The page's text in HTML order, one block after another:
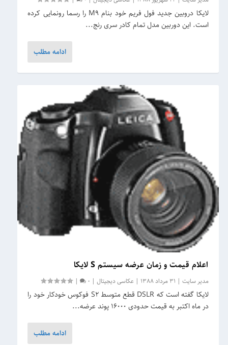
لایکا دروبین جدید فول فریم خود بنام M9 را رسما رونمایی کرده
است. این دوربین مدل تمام کادر سری رنج...
ادامه مطلب
اعلام قیمت و زمان عرضه سیستم S لایکا
مدیر سایت | 31 مرداد 1388 |عکاسی دیجیتال |
0
|
لایکا گفته است که DSLR قطع متوسط S2 فوکوس خودکار خود را
در ماه اکتبر به قیمت حدودی 16000 پوند عرضه...
ادامه مطلب